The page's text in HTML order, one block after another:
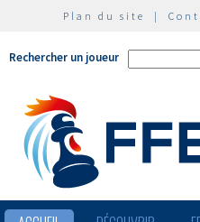
Plan du site |
Rechercher un joueur